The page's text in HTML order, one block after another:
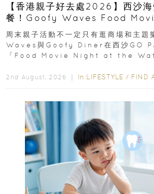
【香港親子好去處2026】西沙
餐！Goofy Waves Food
外影院逢週末登場
周末親子活動不一定只有逛商場和主
Waves與Goofy Diner在西沙GO
「Food Movie Night at the
2nd August, 2026 ｜ In LIFESTYLE / FIND